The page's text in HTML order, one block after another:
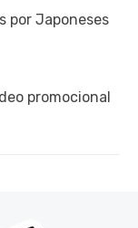
por Japoneses
promocional